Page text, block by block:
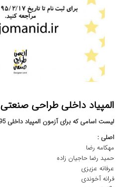
المپیاد داخلی طراحی صنعتی 95
لیست اسامی که برای آزمون المپیاد داخلی 95 ثبت نام کرده اند.
اصلی :
مهکامه رضا
حمید رضا حاجیان زاده
عرفانه عزیزی
فرانه آخوندی